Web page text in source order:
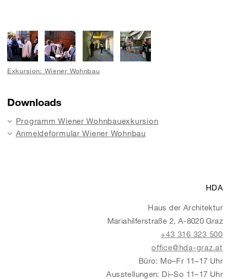
Exkursion: Wiener Wohnbau
Downloads
Programm Wiener Wohnbauexkursion
Anmeldeformular Wiener Wohnbau
HDA
Haus der Architektur
Mariahilferstraße 2, A-8020 Graz
+43 316 323 500
office@hda-graz.at
Büro: Mo–Fr 11–17 Uhr
Ausstellungen: Di–So 11–17 Uhr